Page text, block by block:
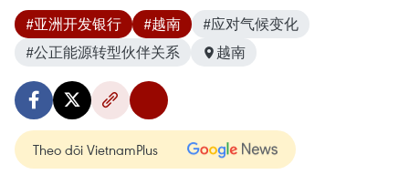
#亚洲开发银行 #越南
#应对气候变化
#公正能源转型伙伴关系
越南
Theo dõi VietnamPlus